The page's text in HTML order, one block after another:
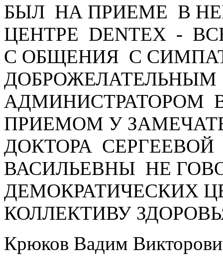
БЫЛ НА ПРИЕМЕ В
ЦЕНТРЕ DENTEX -
С ОБЩЕНИЯ С
ДОБРОЖЕЛАТЕЛЬНЫМ
АДМИНИСТРАТОРОМ
ПРИЕМОМ У
ДОКТОРА
ВАСИЛЬЕВНЫ НЕ
ДЕМОКРАТИЧЕСКИХ
КОЛЛЕКТИВУ
Крюков Вадим